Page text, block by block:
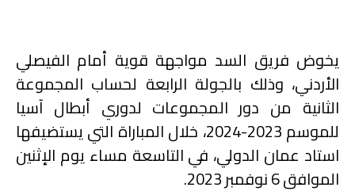
يخوض فريق السد مواجهة قوية أمام الفيصلي
الأردني، وذلك بالجولة الرابعة لحساب المجموعة
الثانية من دور المجموعات لدوري أبطال آسيا
للموسم 2023-2024، خلال المباراة التي يستضيفها
استاد عمان الدولي، في التاسعة مساء يوم الإثنين
الموافق 6 نوفمبر 2023
.